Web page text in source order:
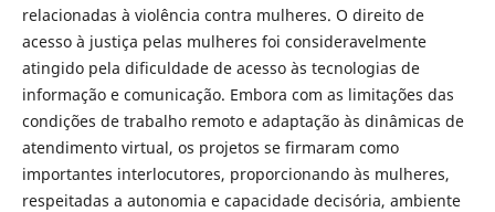
relacionadas à violência contra mulheres. O direito de
acesso à justiça pelas mulheres foi consideravelmente
atingido pela dificuldade de acesso às tecnologias de
informação e comunicação. Embora com as limitações das
condições de trabalho remoto e adaptação às dinâmicas de
atendimento virtual, os projetos se firmaram como
importantes interlocutores, proporcionando às mulheres,
respeitadas a autonomia e capacidade decisória, ambiente